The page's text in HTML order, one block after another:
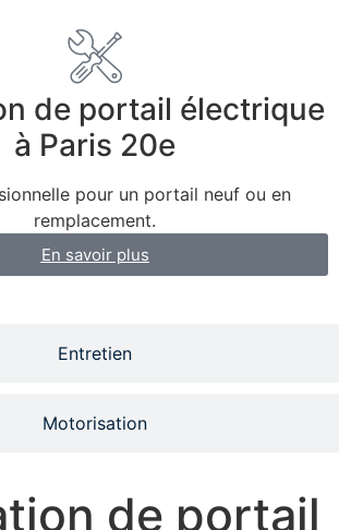
Entretien
Motorisation
de portail électrique
à Paris 20e
pour un portail neuf ou en
remplacement.
En savoir plus
de portail